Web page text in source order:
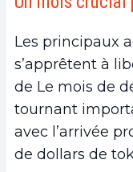
Les principaux
s’apprêtent à
de Le mois de
tournant
avec l’arrivée
de dollars de